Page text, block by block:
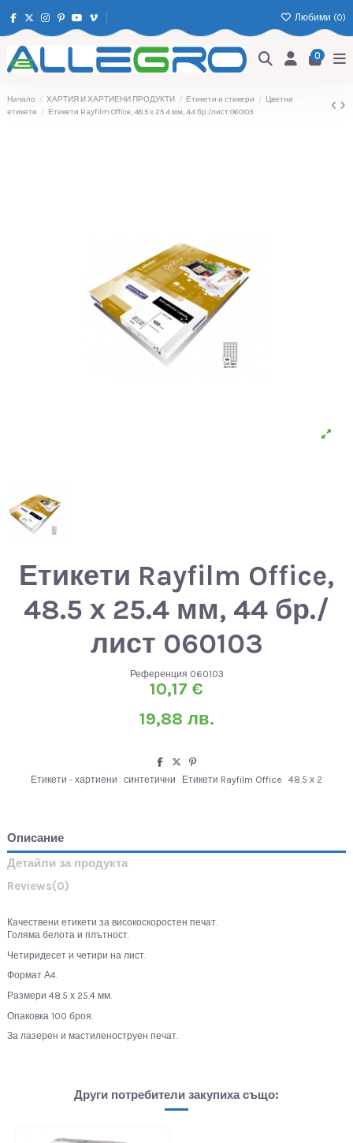
Любими (0)
0
Начало ХАРТИЯ И ХАРТИЕНИ ПРОДУКТИ Етикети и стикери
Цветни
етикети
Етикети Rayfilm Office, 48.5 х 25.4 мм, 44 бр./лист 060103
Етикети Rayfilm Office,
48.5 х 25.4 мм, 44 бр./
лист 060103
Референция 060103
10,17 €
19,88 лв.
Етикети - хартиени синтетични Етикети Rayfilm Office 48.5 х 2
Описание
Детайли за продукта
Reviews(0)
Качествени етикети за високоскоростен печат.
Голяма белота и плътност.
Четиридесет и четири на лист.
Формат А4.
Размери 48.5 х 25.4 мм.
Опаковка 100 броя.
За лазерен и мастиленоструен печат.
Други потребители закупиха също: